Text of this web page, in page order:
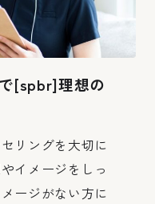
[spbr]理想の
リングを大切に
イメージをしっ
ージがない方に